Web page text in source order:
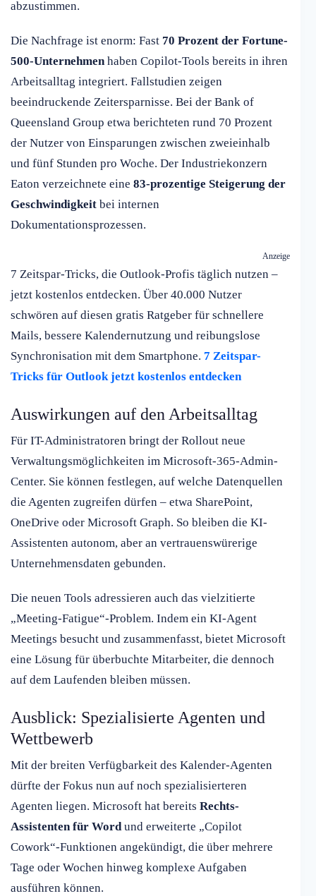
abzustimmen.
Die Nachfrage ist enorm: Fast 70 Prozent der Fortune-
500-Unternehmenhaben Copilot-Tools bereits in ihren
Arbeitsalltag integriert. Fallstudien zeigen
beeindruckende Zeitersparnisse. Bei der Bank of
Queensland Group etwa berichteten rund 70 Prozent
der Nutzer von Einsparungen zwischen zweieinhalb
und fünf Stunden pro Woche. Der Industriekonzern
Eaton verzeichnete eine 83-prozentige Steigerung der
Geschwindigkeit bei internen
Dokumentationsprozessen.
Anzeige
7 Zeitspar-Tricks, die Outlook-Profis täglich nutzen –
jetzt kostenlos entdecken. Über 40.000 Nutzer
schwören auf diesen gratis Ratgeber für schnellere
Mails, bessere Kalendernutzung und reibungslose
Synchronisation mit dem Smartphone. 7 Zeitspar-
Tricks für Outlook jetzt kostenlos entdecken
Auswirkungen auf den Arbeitsalltag
Für IT-Administratoren bringt der Rollout neue
Verwaltungsmöglichkeiten im Microsoft-365-Admin-
Center. Sie können festlegen, auf welche Datenquellen
die Agenten zugreifen dürfen – etwa SharePoint,
OneDrive oder Microsoft Graph. So bleiben die KI-
Assistenten autonom, aber an vertrauenswürerige
Unternehmensdaten gebunden.
Die neuen Tools adressieren auch das vielzitierte
„Meeting-Fatigue“-Problem. Indem ein KI-Agent
Meetings besucht und zusammenfasst, bietet Microsoft
eine Lösung für überbuchte Mitarbeiter, die dennoch
auf dem Laufenden bleiben müssen.
Ausblick: Spezialisierte Agenten und
Wettbewerb
Mit der breiten Verfügbarkeit des Kalender-Agenten
dürfte der Fokus nun auf noch spezialisierteren
Agenten liegen. Microsoft hat bereits Rechts-
Assistenten für Wordund erweiterte „Copilot
Cowork“-Funktionen angekündigt, die über mehrere
Tage oder Wochen hinweg komplexe Aufgaben
ausführen können.